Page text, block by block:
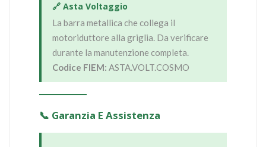
🔗 Asta Voltaggio
La barra metallica che collega il
motoriduttore alla griglia. Da verificare
durante la manutenzione completa.
Codice FIEM: ASTA.VOLT.COSMO
📞 Garanzia E Assistenza